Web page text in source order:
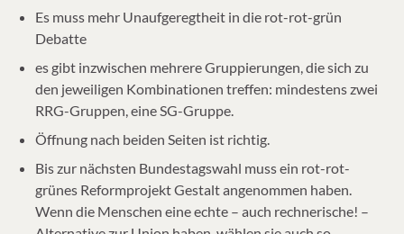
Es muss mehr Unaufgeregtheit in die rot-rot-grün
Debatte
es gibt inzwischen mehrere Gruppierungen, die sich zu
den jeweiligen Kombinationen treffen: mindestens zwei
RRG-Gruppen, eine SG-Gruppe.
Öffnung nach beiden Seiten ist richtig.
Bis zur nächsten Bundestagswahl muss ein rot-rot-
grünes Reformprojekt Gestalt angenommen haben.
Wenn die Menschen eine echte – auch rechnerische! –